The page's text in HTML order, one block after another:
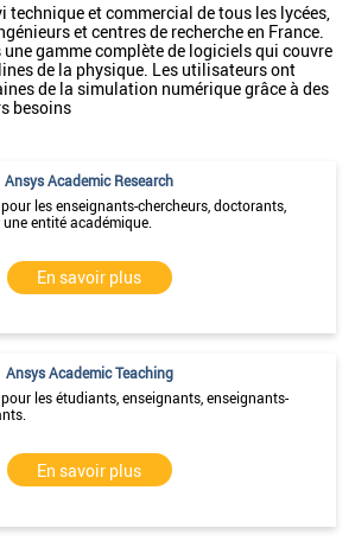
technique et commercial de tous les lycées,
et centres de recherche en France.
gamme complète de logiciels qui couvre
de la physique. Les utilisateurs ont
de la simulation numérique grâce à des
besoins
Ansys Academic Research
les enseignants-chercheurs, doctorants,
entité académique.
En savoir plus
Ansys Academic Teaching
les étudiants, enseignants, enseignants-
En savoir plus